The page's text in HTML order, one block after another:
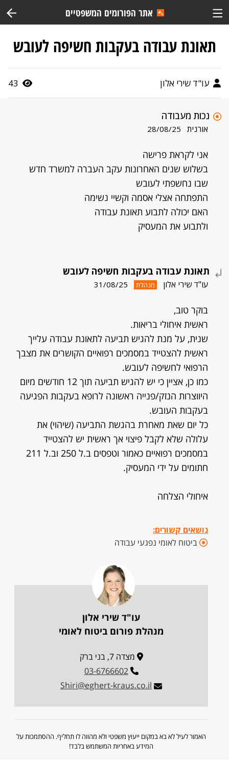
אתר הפורומים המשפטיים
תאונת עבודה בעקבות חשיפה לעובש
עו"ד שירי אלון 43
נכות מעבודה
אורנית 28/08/25
אני לקראת פרישה
בשלוש שנים האחרונות עקב העברה למשרד חדש
שבו נחשפתי לעובש
התפתחה אצלי אסמה וקשיי נשימה
האם יכולה לתבוע תאונת עבודה
ולתבוע את המעסיק
תאונת עבודה בעקבות חשיפה לעובש
עו"ד שירי אלון מנהלת 31/08/25
בוקר טוב,
ראשית איחולי בריאות.
שנית, על מנת להגיש תביעה לתאונת עבודה עלייך
ראשית להצטייד במסמכים רפואיים הקושרים את מצבך
הרפואי לחשיפה לעובש.
כמו כן, אציין כי יש להגיש תביעה תוך 12 חודשים מיום
היווצרות הנזק/פנייה ראשונה לרופא בעקבות הפגיעה
בעקבות העובש.
כל יום שאת מאחרת בהגשת התביעה (שיהוי) את
עלולה שלא לקבל פיצוי אך ראשית יש להצטייד
במסמכים רפואיים כאמור וטפסים ב.ל 250 וב.ל 211
חתומים על ידי המעסיק.
איחולי הצלחה
נושאים קשורים:
ביטוח לאומי נפגעי עבודה
עו"ד שירי אלון
מנהלת פורום ביטוח לאומי
מצדה 7, בני ברק
03-6766602
Shiri@eghert-kraus.co.il
האמור לעיל לא בא במקום ייעוץ משפטי ולא מהווה לו תחליף. ההסתמכות על
המידע באחריות המשתמש בלבד!